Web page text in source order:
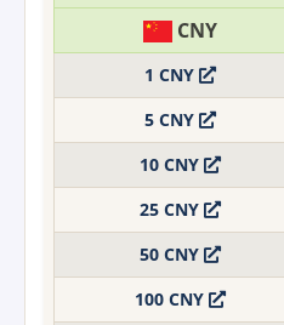
CNY
1 CNY
5 CNY
10 CNY
25 CNY
50 CNY
100 CNY